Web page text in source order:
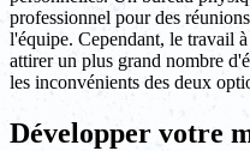
professionnel pour des
l'équipe. Cependant, le travail
attirer un plus grand nombre
les inconvénients des deux
Développer votre